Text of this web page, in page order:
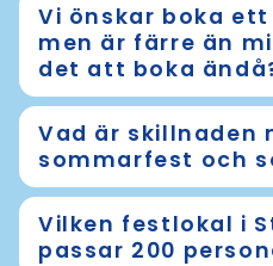
Vi önskar boka
men är färre än
det att boka
Vad är skillnaden
sommarfest och
Vilken festlokal i
passar 200